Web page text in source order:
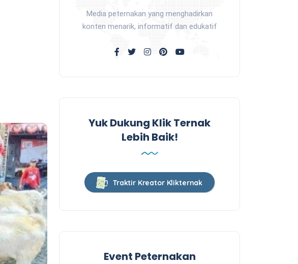
Media peternakan yang menghadirkan
konten menarik, informatif dan edukatif
Yuk Dukung Klik Ternak
Lebih Baik!
Traktir Kreator Klikternak
Event Peternakan